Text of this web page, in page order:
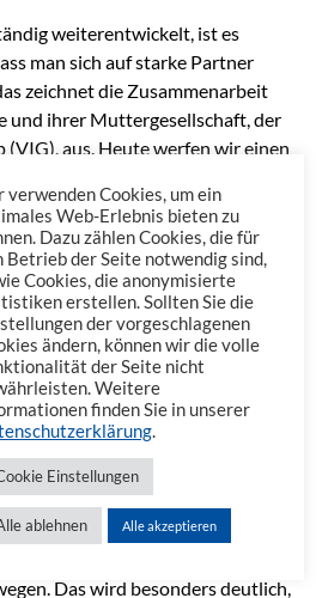
weiterentwickelt, ist es
man sich auf starke Partner
zeichnet die Zusammenarbeit
und ihrer Muttergesellschaft, der
aus. Heute werfen wir einen
eine Unternehmensgruppe mit
gewachsenem Know-how und
Ein starkes Netzwerk in ganz
Group ist die führende
Zentral- und Osteuropa. Mit über
in insgesamt 30 Ländern
mit internationaler
Berufsalltag: Welche
gibt es, sich
sich heute vielseitig beantworten.
starrer Prozess mehr, sondern
individuellen Bedürfnissen und
Das wird besonders deutlich,
verwenden Cookies, um ein
Web-Erlebnis bieten zu
Dazu zählen Cookies, die für
Betrieb der Seite notwendig sind,
Cookies, die anonymisierte
erstellen. Sollten Sie die
der vorgeschlagenen
ändern, können wir die volle
der Seite nicht
Weitere
finden Sie in unserer
.
Einstellungen
ablehnen Alle akzeptieren